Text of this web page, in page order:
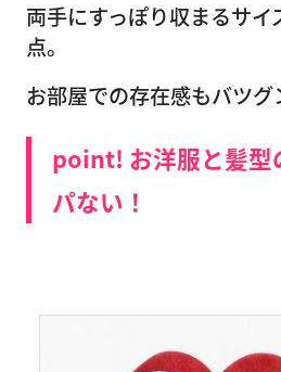
両手にすっぽり収まるサ
点。
お部屋での存在感もバツ
point! お洋服と髪型
パない！